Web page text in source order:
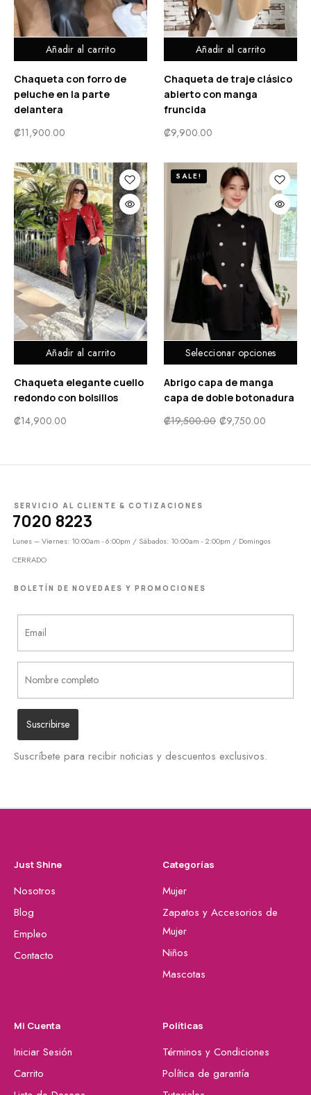
Añadir al carrito
Chaqueta con forro de
peluche en la parte
delantera
₡11,900.00
Añadir al carrito
Chaqueta de traje clásico
abierto con manga
fruncida
₡9,900.00
Añadir al carrito
Chaqueta elegante cuello
redondo con bolsillos
₡14,900.00
Seleccionar opciones
SALE!
Abrigo capa de manga
capa de doble botonadura
₡19,500.00 ₡9,750.00
SERVICIO AL CLIENTE & COTIZACIONES
7020 8223
Lunes – Viernes: 10:00am - 6:00pm / Sábados: 10:00am - 2:00pm / Domingos
CERRADO
BOLETÍN DE NOVEDAES Y PROMOCIONES
Suscríbete para recibir noticias y descuentos exclusivos.
Just Shine
Nosotros
Blog
Empleo
Contacto
Categorías
Mujer
Zapatos y Accesorios de
Mujer
Niños
Mascotas
Mi Cuenta
Iniciar Sesión
Carrito
Políticas
Términos y Condiciones
Política de garantía